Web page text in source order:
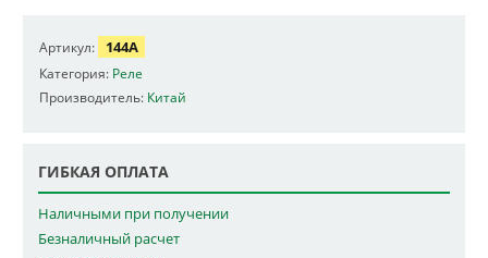
Артикул: 144A
Категория: Реле
Производитель: Китай
ГИБКАЯ ОПЛАТА
Наличными при получении
Безналичный расчет